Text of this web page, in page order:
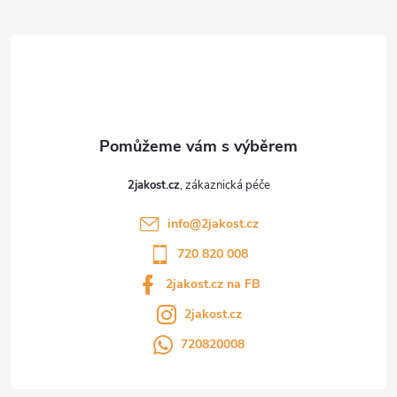
2jakost.cz
info@2jakost.cz
720 820 008
2jakost.cz na FB
2jakost.cz
720820008